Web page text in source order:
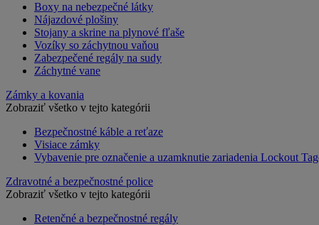
Boxy na nebezpečné látky
Nájazdové plošiny
Stojany a skrine na plynové fľaše
Vozíky so záchytnou vaňou
Zabezpečené regály na sudy
Záchytné vane
Zámky a kovania
Zobraziť všetko v tejto kategórii
Bezpečnostné káble a reťaze
Visiace zámky
Vybavenie pre označenie a uzamknutie zariadenia Lockout
Zdravotné a bezpečnostné police
Zobraziť všetko v tejto kategórii
Retenčné a bezpečnostné regály